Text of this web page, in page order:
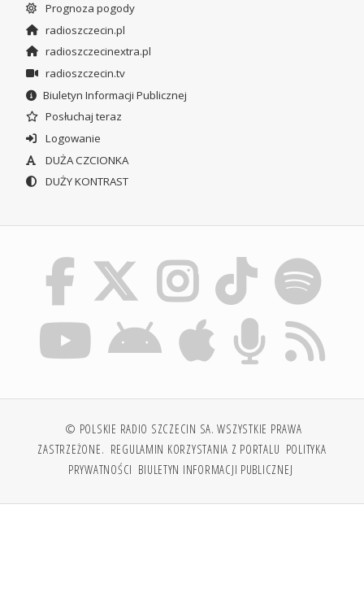
Prognoza pogody
radioszczecin.pl
radioszczecinextra.pl
radioszczecin.tv
Biuletyn Informacji Publicznej
Posłuchaj teraz
Logowanie
DUŻA CZCIONKA
DUŻY KONTRAST
© POLSKIE RADIO SZCZECIN SA. WSZYSTKIE PRAWA
ZASTRZEŻONE. REGULAMIN KORZYSTANIA Z PORTALU POLITYKA
PRYWATNOŚCI BIULETYN INFORMACJI PUBLICZNEJ